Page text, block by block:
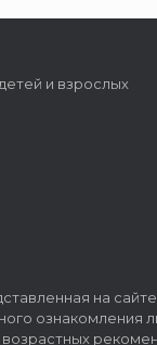
и взрослых
на
ознакомления